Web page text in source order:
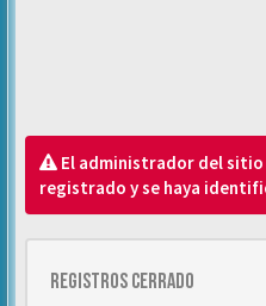
El administrador del
registrado y se haya
Registros cerrado